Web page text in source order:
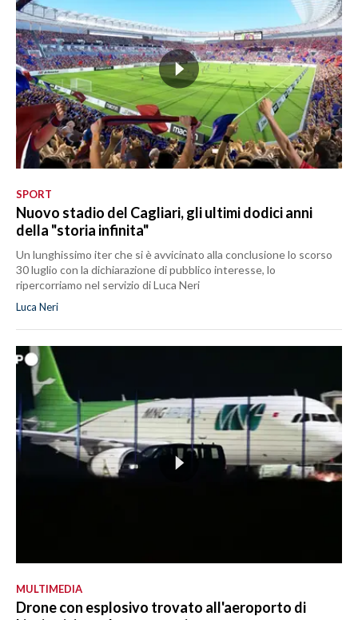
SPORT
Nuovo stadio del Cagliari, gli ultimi dodici anni
della "storia infinita"
Un lunghissimo iter che si è avvicinato alla conclusione lo scorso
30 luglio con la dichiarazione di pubblico interesse, lo
ripercorriamo nel servizio di Luca Neri
Luca Neri
MULTIMEDIA
Drone con esplosivo trovato all'aeroporto di